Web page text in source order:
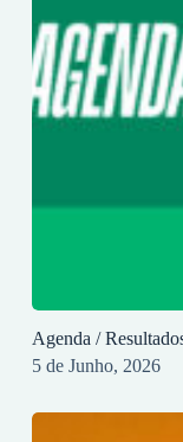
Agenda /
5 de Junho, 2026